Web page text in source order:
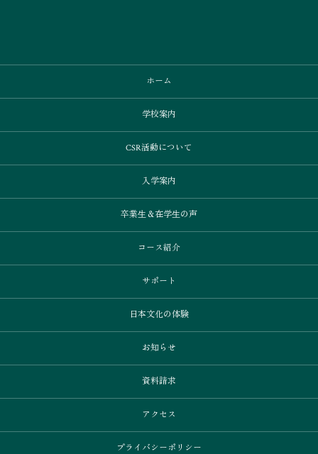
ホーム
学校案内
CSR活動について
入学案内
卒業⽣＆在学⽣の声
コース紹介
サポート
日本文化の体験
お知らせ
資料請求
アクセス
プライバシーポリシー